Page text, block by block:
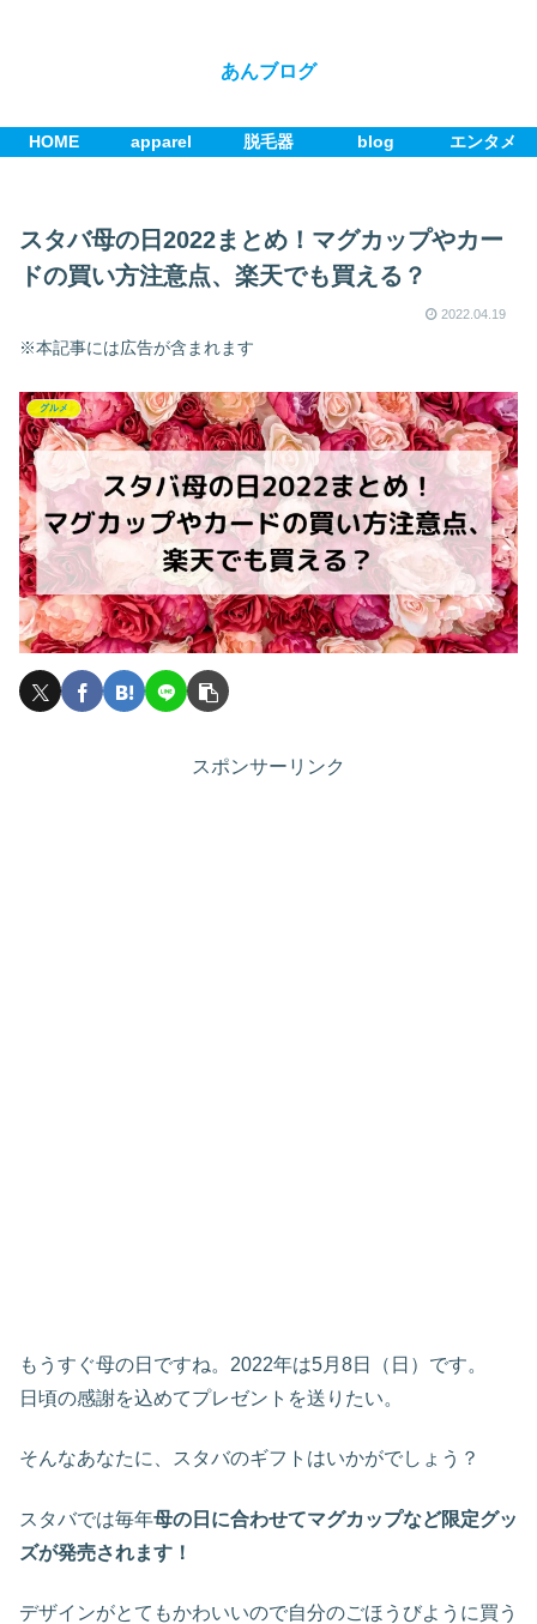
あんブログ
HOME apparel 脱毛器 blog エンタメ
スタバ母の日2022まとめ！マグカップやカー
ドの買い方注意点、楽天でも買える？
2022.04.19
※本記事には広告が含まれます
グルメ
スポンサーリンク
もうすぐ母の日ですね。2022年は5月8日（日）です。
日頃の感謝を込めてプレゼントを送りたい。
そんなあなたに、スタバのギフトはいかがでしょう？
スタバでは毎年母の日に合わせてマグカップなど限定グッ
ズが発売されます！
デザインがとてもかわいいので自分のごほうびように買う